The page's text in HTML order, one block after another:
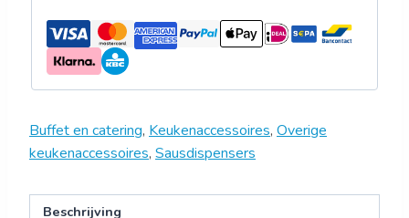
Buffet en catering, Keukenaccessoires, Overige
keukenaccessoires, Sausdispensers
Beschrijving